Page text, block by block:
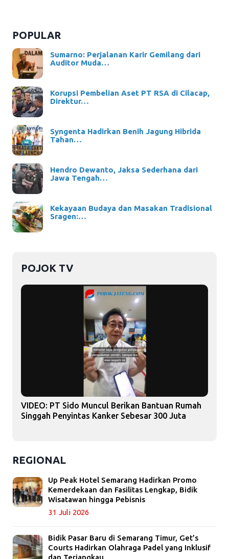
POPULAR
Sumarno: Perjalanan Karir Gemilang dari
Auditor Muda…
Korupsi Pembelian Aset PT RSA di Cilacap,
Direktur…
Syngenta Hadirkan Benih Jagung Hibrida
Tahan…
Hendro Dewanto, Jaksa Sederhana dari
Jawa Tengah…
Kekayaan Budaya dan Masakan Tradisional
Sragen:…
POJOK TV
VIDEO: PT Sido Muncul Berikan Bantuan Rumah
Singgah Penyintas Kanker Sebesar 300 Juta
REGIONAL
Up Peak Hotel Semarang Hadirkan Promo
Kemerdekaan dan Fasilitas Lengkap, Bidik
Wisatawan hingga Pebisnis
31 Juli 2026
Bidik Pasar Baru di Semarang Timur, Get’s
Courts Hadirkan Olahraga Padel yang Inklusif